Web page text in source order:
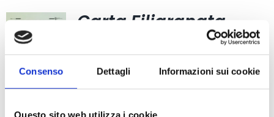
Consenso Dettagli Informazioni sui cookie
Questo sito web utilizza i cookie
Carta Filigranata
24,40€